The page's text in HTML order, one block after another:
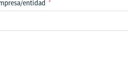
entidad